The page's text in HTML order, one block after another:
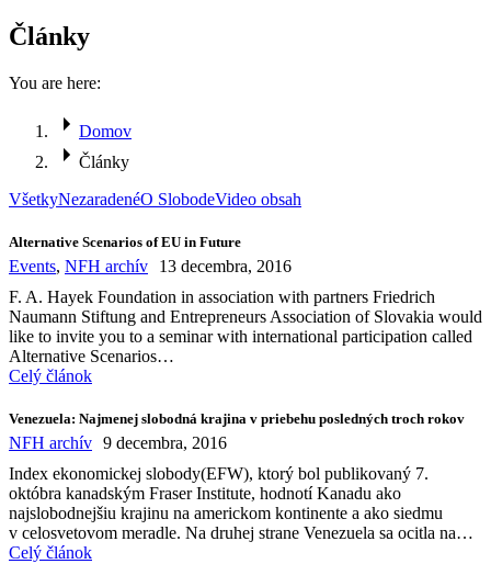
Články
You are here:
Domov
Články
VšetkyNezaradenéO SlobodeVideo obsah
Alternative Scenarios of EU in Future
Events, NFH archív
13 decembra, 2016
F. A. Hayek Foundation in association with partners Friedrich
Naumann Stiftung and Entrepreneurs Association of Slovakia would
like to invite you to a seminar with international participation called
Alternative Scenarios…
Celý článok
Venezuela: Najmenej slobodná krajina v priebehu posledných troch rokov
NFH archív 9 decembra, 2016
Index ekonomickej slobody(EFW), ktorý bol publikovaný 7.
októbra kanadským Fraser Institute, hodnotí Kanadu ako
najslobodnejšiu krajinu na americkom kontinente a ako siedmu
v celosvetovom meradle. Na druhej strane Venezuela sa ocitla na…
Celý článok